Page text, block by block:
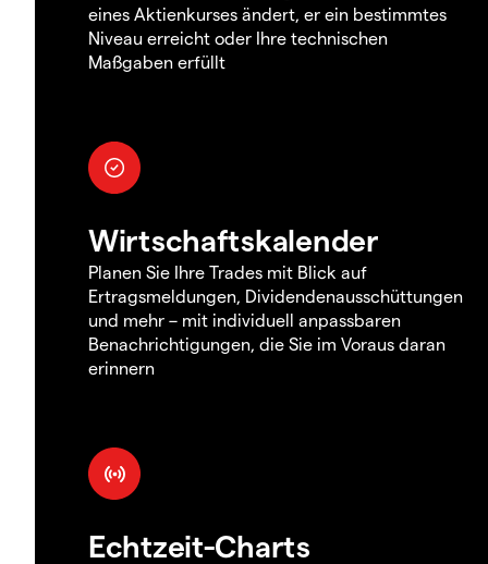
eines Aktienkurses ändert, er ein bestimmtes
Niveau erreicht oder Ihre technischen
Maßgaben erfüllt
Wirtschaftskalender
Planen Sie Ihre Trades mit Blick auf
Ertragsmeldungen, Dividendenausschüttungen
und mehr – mit individuell anpassbaren
Benachrichtigungen, die Sie im Voraus daran
erinnern
Echtzeit-Charts